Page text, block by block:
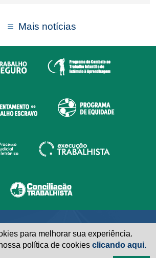
Mais notícias
para melhorar sua experiência.
política de cookies clicando aqui.